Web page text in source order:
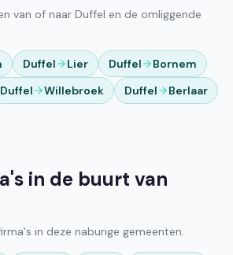
van of naar Duffel en de omliggende
Duffel Lier Duffel
Bornem
Duffel Willebroek Duffel Berlaar
in de buurt van
in deze naburige gemeenten.